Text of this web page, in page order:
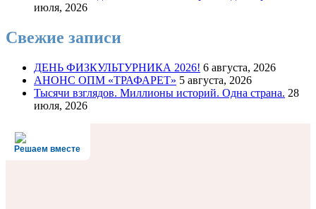
июля, 2026
Свежие записи
ДЕНЬ ФИЗКУЛЬТУРНИКА 2026! 6 августа, 2026
АНОНС ОПМ «ТРАФАРЕТ» 5 августа, 2026
Тысячи взглядов. Миллионы историй. Одна страна. 28
июля, 2026
Решаем вместе